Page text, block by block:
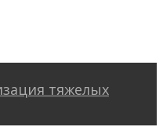
тяжелых